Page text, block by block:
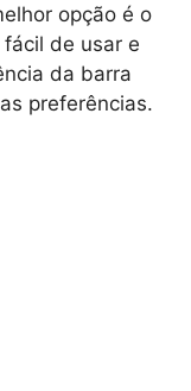
opção é o
de usar e
da barra
preferências.